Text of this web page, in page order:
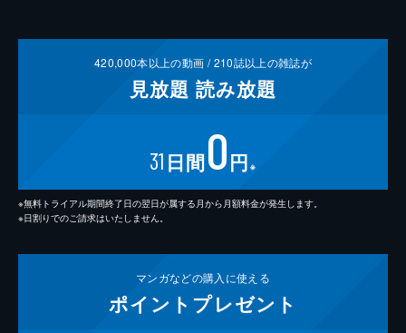
420,000本以上の動画 /210誌以上の雑誌が
見放題 読み放題
31 日間0円 ※
※無料トライアル期間終了日の翌日が属する月から月額料金が発生します。
※日割りでのご請求はいたしません。
マンガなどの購入に使える
ポイント プレゼント